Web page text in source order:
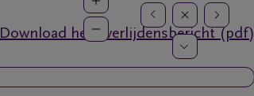
Download het overlijdensbericht (pdf)